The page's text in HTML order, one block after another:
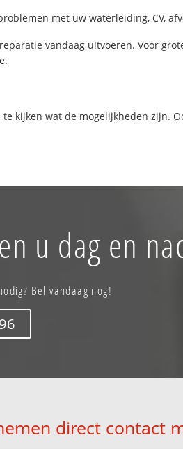
met uw waterleiding, CV,
vandaag uitvoeren. Voor
te kijken wat de mogelijkheden zijn.
u dag en
Bel vandaag nog!
direct contact